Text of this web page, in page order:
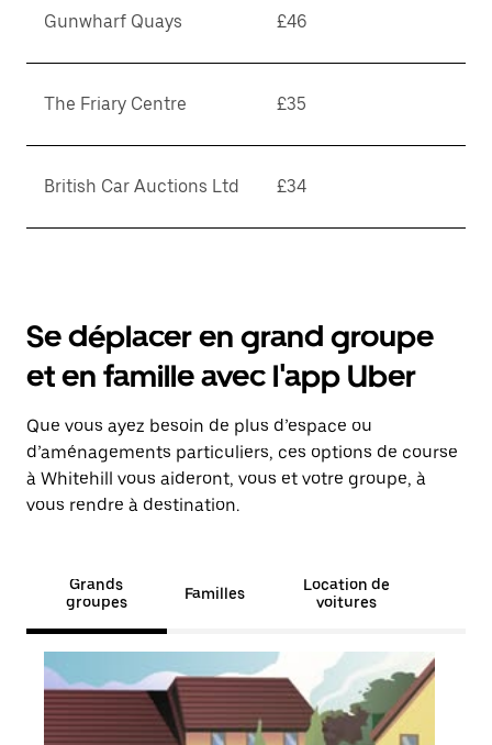
Gunwharf Quays £46
The Friary Centre £35
British Car Auctions Ltd £34
Se déplacer en grand groupe
et en famille avec l'app Uber
Que vous ayez besoin de plus d’espace ou
d’aménagements particuliers, ces options de course
à Whitehill vous aideront, vous et votre groupe, à
vous rendre à destination.
Grands
groupes
Familles
Location de
voitures